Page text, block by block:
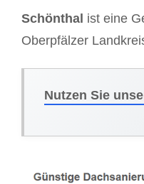
Schönthal ist eine
Oberpfälzer
Nutzen Sie